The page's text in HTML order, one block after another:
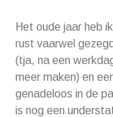
Het oude jaar heb
rust vaarwel
(tja, na een
meer maken) en
genadeloos in de
is nog een